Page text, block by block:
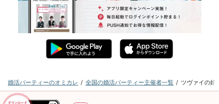
婚活パーティーのオミカレ 全国の婚活パーティー主催者一覧 ツヴァイの婚